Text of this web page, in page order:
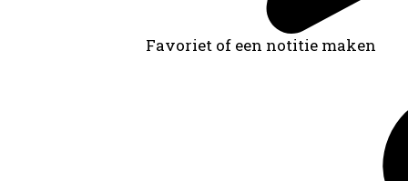
Favoriet of een notitie maken